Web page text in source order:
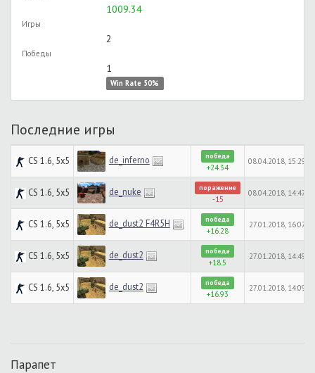
1009.34
Игры
2
Победы
1
Win Rate 50%
Последние игры
CS 1.6, 5x5 de_inferno победа
+24.34
08.04.2018, 15:29
CS 1.6, 5x5 de_nuke поражение
-15
08.04.2018, 14:47
CS 1.6, 5x5 de_dust2 F4R5H победа
+16.28
27.01.2018, 16:07
CS 1.6, 5x5 de_dust2 победа
+18.5
27.01.2018, 14:49
CS 1.6, 5x5 de_dust2 победа
+16.93
27.01.2018, 14:09
Парапет